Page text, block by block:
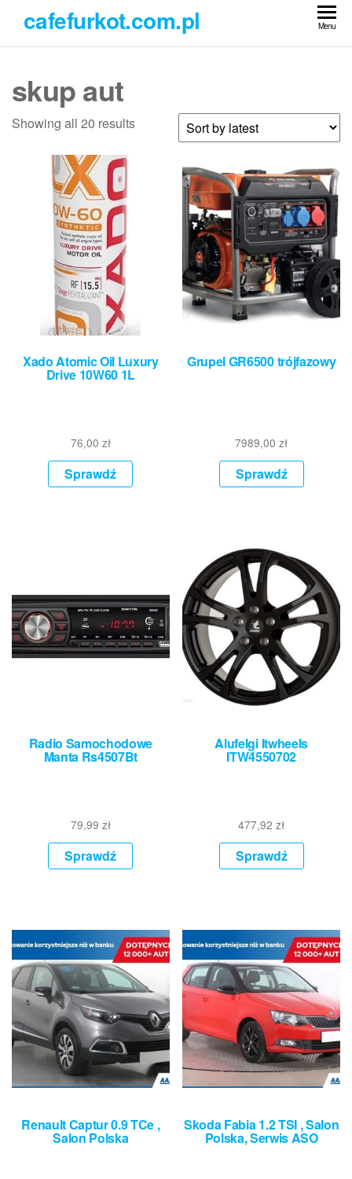
treści
cafefurkot.com.pl Menu
skup aut
Showing all 20 results
Xado Atomic Oil Luxury
Drive 10W60 1L
76,00 zł
Sprawdź
Grupel GR6500 trójfazowy
7989,00zł
Sprawdź
Radio Samochodowe
Manta Rs4507Bt
79,99 zł
Sprawdź
Alufelgi Itwheels
ITW4550702
477,92zł
Sprawdź
Renault Captur 0.9 TCe ,
Salon Polska
Skoda Fabia 1.2 TSI , Salon
Polska, Serwis ASO